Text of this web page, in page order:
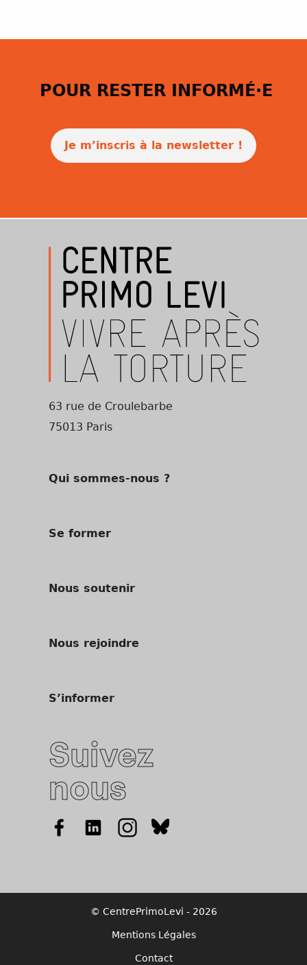
POUR RESTER INFORMÉ·E
Je m’inscris à la newsletter !
63 rue de Croulebarbe
75013 Paris
Qui sommes-nous ?
Se former
Nous soutenir
Nous rejoindre
S’informer
Suivez
nous
© CentrePrimoLevi - 2026
Mentions Légales
Contact